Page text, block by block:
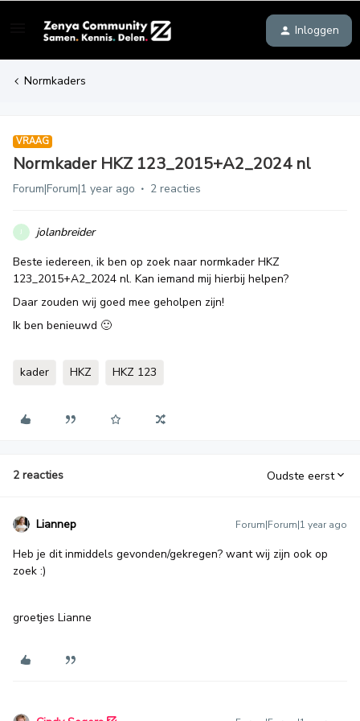
Inloggen
Normkaders
VRAAG
Normkader HKZ 123_2015+A2_2024 nl
Forum|Forum|1 year ago 2 reacties
J
jolanbreider
Beste iedereen, ik ben op zoek naar normkader HKZ
123_2015+A2_2024 nl. Kan iemand mij hierbij helpen?
Daar zouden wij goed mee geholpen zijn!
Ik ben benieuwd 🙂
kader HKZ HKZ 123
2 reacties Oudste eerst
Liannep Forum|Forum|1 year ago
Heb je dit inmiddels gevonden/gekregen? want wij zijn ook op
zoek :)
groetjes Lianne